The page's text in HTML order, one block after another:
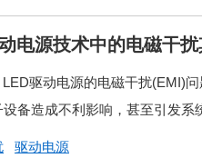
电源技术中的电磁干
驱动电源的电磁干扰(EMI)
备造成不利影响，甚至引发
驱动电源